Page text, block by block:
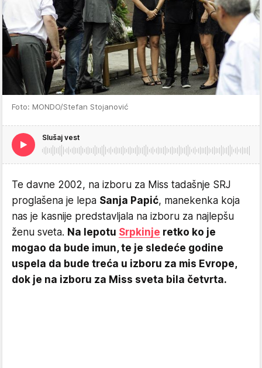
Foto: MONDO/Stefan Stojanović
Slušaj vest
Te davne 2002, na izboru za Miss tadašnje SRJ
proglašena je lepa Sanja Papić, manekenka koja
nas je kasnije predstavljala na izboru za najlepšu
ženu sveta. Na lepotu Srpkinje retko ko je
mogao da bude imun, te je sledeće godine
uspela da bude treća u izboru za mis Evrope,
dok je na izboru za Miss sveta bila četvrta.